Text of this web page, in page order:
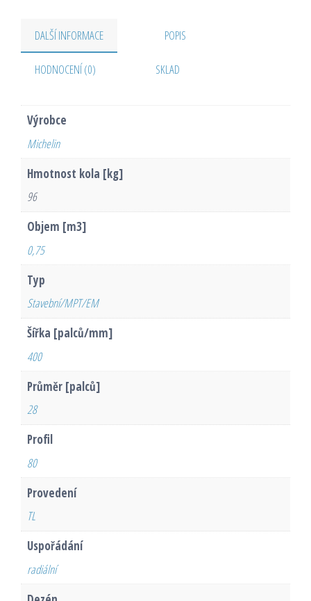
DALŠÍ INFORMACE POPIS
HODNOCENÍ (0) SKLAD
Výrobce
Michelin
Hmotnost kola [kg]
96
Objem [m3]
0,75
Typ
Stavební/MPT/EM
Šířka [palců/mm]
400
Průměr [palců]
28
Profil
80
Provedení
TL
Uspořádání
radiální